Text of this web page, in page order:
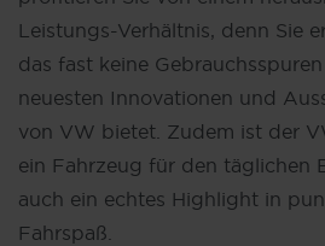
Leistungs-Verhältnis, denn Sie
das fast keine
neuesten Innovationen und
von VW bietet. Zudem ist der
ein Fahrzeug für den täglichen
auch ein echtes Highlight in
Fahrspaß.